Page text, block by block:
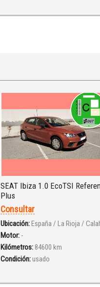
SEAT Ibiza 1.0 EcoTSI
Plus
Consultar
Ubicación:España / La Rioja /
Motor: -
Kilómetros: 84600 km
Condición:usado